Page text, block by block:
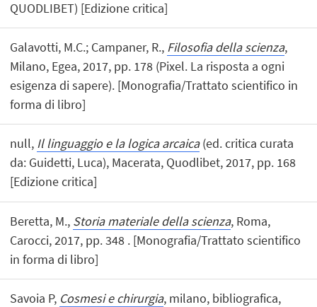
QUODLIBET) [Edizione critica]
Galavotti, M.C.; Campaner, R., Filosofia della scienza,
Milano, Egea, 2017, pp. 178 (Pixel. La risposta a ogni
esigenza di sapere). [Monografia/Trattato scientifico in
forma di libro]
null, Il linguaggio e la logica arcaica(ed. critica curata
da: Guidetti, Luca), Macerata, Quodlibet, 2017, pp. 168
[Edizione critica]
Beretta, M., Storia materiale della scienza, Roma,
Carocci, 2017, pp. 348 . [Monografia/Trattato scientifico
in forma di libro]
Savoia P, Cosmesi e chirurgia, milano, bibliografica,